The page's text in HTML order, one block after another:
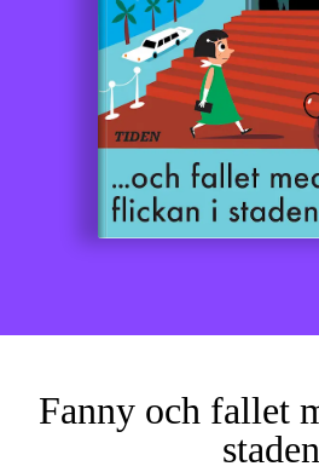
Fanny och fallet
staden